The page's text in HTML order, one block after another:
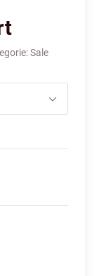
Sale